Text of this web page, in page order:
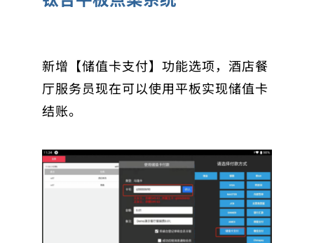
新增【储值卡支付】功能选项，酒店餐
厅服务员现在可以使用平板实现储值卡
结账。